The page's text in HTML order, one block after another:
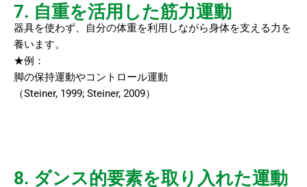
7. 自重を活用した筋力運動
器具を使わず、自分の体重を利用しながら身体を支える力を
養います。
★例：
脚の保持運動やコントロール運動
（Steiner, 1999; Steiner, 2009）
8. ダンス的要素を取り入れた運動